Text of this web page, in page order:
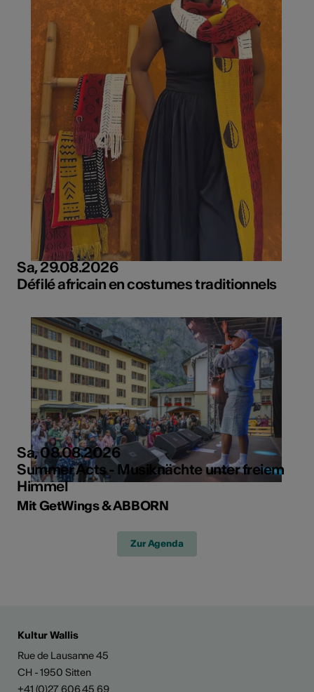
Sa, 29.08.2026
Défilé africain en costumes traditionnels
Sa, 08.08.2026
Summer Acts - Musiknächte unter freiem
Himmel
Mit GetWings & ABBORN
Zur Agenda
Kultur Wallis
Rue de Lausanne 45
CH - 1950 Sitten
+41 (0)27 606 45 69